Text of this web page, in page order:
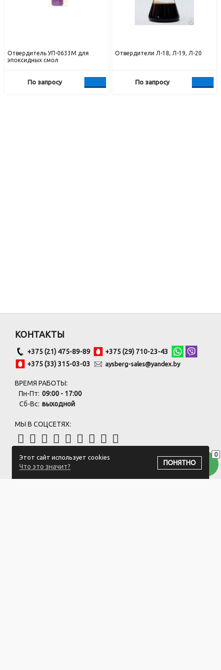
Отвердитель УП-0633М для
эпоксидных смол
По запросу
Отвердители Л-18, Л-19, Л-20
По запросу
0
Этот сайт использует cookies
Что это значит?
ПОНЯТНО
КОНТАКТЫ
+375 (21) 475-89-89
+375 (29) 710-23-43
+375 (33) 315-03-03
aysberg-sales@yandex.by
ВРЕМЯ РАБОТЫ:
Пн-Пт: 09:00 - 17:00
Сб-Вс: выходной
МЫ В СОЦСЕТЯХ:
ПОДПИСАТЬСЯ НА РАССЫЛКУ